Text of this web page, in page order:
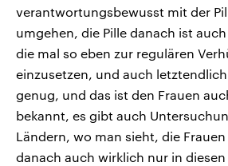
verantwortungsbewusst mit der
umgehen, die Pille danach ist
die mal so eben zur regulären
einzusetzen, und auch
genug, und das ist den Frauen
bekannt, es gibt auch
Ländern, wo man sieht, die
danach auch wirklich nur in diesen